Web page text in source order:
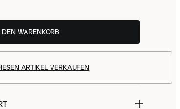
DEN WARENKORB
ARTIKEL VERKAUFEN